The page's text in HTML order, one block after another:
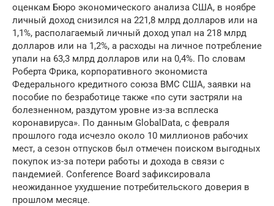
оценкам Бюро экономического анализа США, в ноябре
личный доход снизился на 221,8 млрд долларов или на
1,1%, располагаемый личный доход упал на 218 млрд
долларов или на 1,2%, а расходы на личное потребление
упали на 63,3 млрд долларов или на 0,4%. По словам
Роберта Фрика, корпоративного экономиста
Федерального кредитного союза ВМС США, заявки на
пособие по безработице также «по сути застряли на
болезненном, раздутом уровне из-за всплеска
коронавируса». По данным GlobalData, с февраля
прошлого года исчезло около 10 миллионов рабочих
мест, а сезон отпусков был отмечен поиском выгодных
покупок из-за потери работы и дохода в связи с
пандемией. Conference Board зафиксировала
неожиданное ухудшение потребительского доверия в
прошлом месяце.